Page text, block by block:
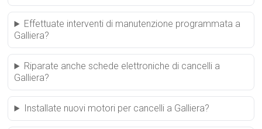
Effettuate interventi di manutenzione programmata a
Galliera?
Riparate anche schede elettroniche di cancelli a
Galliera?
Installate nuovi motori per cancelli a Galliera?